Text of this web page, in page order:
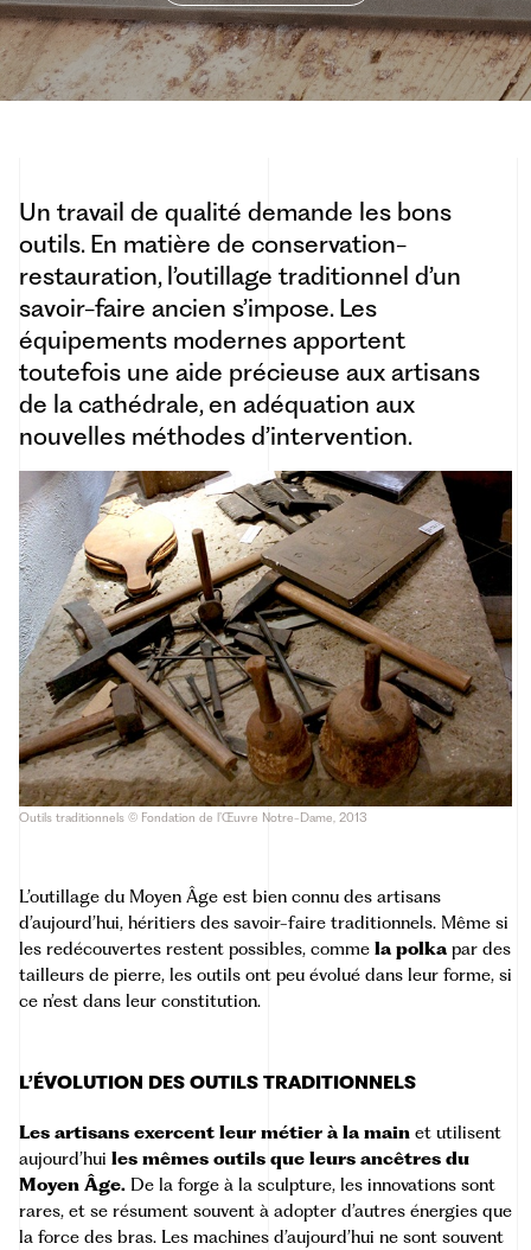
Un travail de qualité demande les bons
outils. En matière de conservation-
restauration, l’outillage traditionnel d’un
savoir-faire ancien s’impose. Les
équipements modernes apportent
toutefois une aide précieuse aux artisans
de la cathédrale, en adéquation aux
nouvelles méthodes d’intervention.
Outils traditionnels © Fondation de l’Œuvre Notre-Dame, 2013
L’outillage du Moyen Âge est bien connu des artisans
d’aujourd’hui, héritiers des savoir-faire traditionnels. Même si
les redécouvertes restent possibles, comme la polka par des
tailleurs de pierre, les outils ont peu évolué dans leur forme, si
ce n’est dans leur constitution.
L’ÉVOLUTION DES OUTILS TRADITIONNELS
Les artisans exercent leur métier à la main et utilisent
aujourd’hui les mêmes outils que leurs ancêtres du
Moyen Âge. De la forge à la sculpture, les innovations sont
rares, et se résument souvent à adopter d’autres énergies que
la force des bras. Les machines d’aujourd’hui ne sont souvent